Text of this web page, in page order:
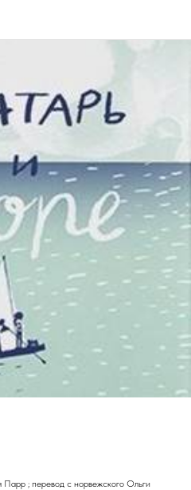
; перевод с норвежского Ольги